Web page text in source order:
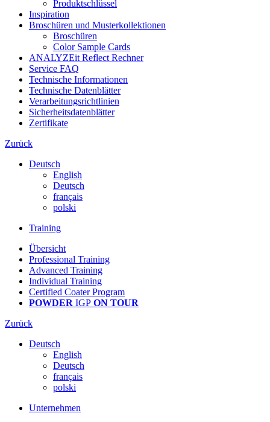
Produktschlüssel
Inspiration
Broschüren und Musterkollektionen
Broschüren
Color Sample Cards
ANALYZEit Reflect Rechner
Service FAQ
Technische Informationen
Technische Datenblätter
Verarbeitungsrichtlinien
Sicherheitsdatenblätter
Zertifikate
Zurück
Deutsch
English
Deutsch
français
polski
Training
Übersicht
Professional Training
Advanced Training
Individual Training
Certified Coater Program
POWDER IGP ON TOUR
Zurück
Deutsch
English
Deutsch
français
polski
Unternehmen